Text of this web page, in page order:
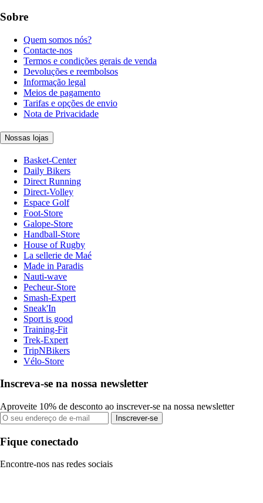
Sobre
Quem somos nós?
Contacte-nos
Termos e condições gerais de venda
Devoluções e reembolsos
Informação legal
Meios de pagamento
Tarifas e opções de envio
Nota de Privacidade
Nossas lojas
Basket-Center
Daily Bikers
Direct Running
Direct-Volley
Espace Golf
Foot-Store
Galope-Store
Handball-Store
House of Rugby
La sellerie de Maé
Made in Paradis
Nauti-wave
Pecheur-Store
Smash-Expert
Sneak'In
Sport is good
Training-Fit
Trek-Expert
TripNBikers
Vélo-Store
Inscreva-se na nossa newsletter
Aproveite 10% de desconto ao inscrever-se na nossa newsletter
Inscrever-se
Fique conectado
Encontre-nos nas redes sociais